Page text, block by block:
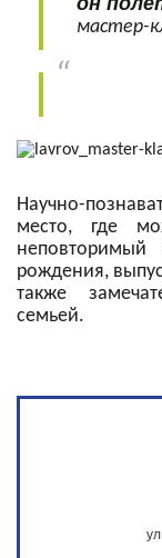
мастер-
Научно-
место, где
рождения,
также
семьей.